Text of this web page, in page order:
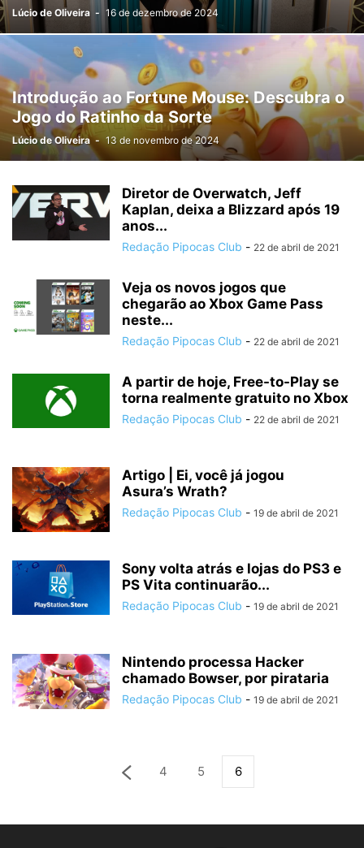
Lúcio de Oliveira - 16 de dezembro de 2024
Introdução ao Fortune Mouse: Descubra o
Jogo do Ratinho da Sorte
Lúcio de Oliveira - 13 de novembro de 2024
Diretor de Overwatch, Jeff
Kaplan, deixa a Blizzard após 19
anos...
Redação Pipocas Club - 22 de abril de 2021
Veja os novos jogos que
chegarão ao Xbox Game Pass
neste...
Redação Pipocas Club - 22 de abril de 2021
A partir de hoje, Free-to-Play se
torna realmente gratuito no Xbox
Redação Pipocas Club - 22 de abril de 2021
Artigo | Ei, você já jogou
Asura’s Wrath?
Redação Pipocas Club - 19 de abril de 2021
Sony volta atrás e lojas do PS3 e
PS Vita continuarão...
Redação Pipocas Club - 19 de abril de 2021
Nintendo processa Hacker
chamado Bowser, por pirataria
Redação Pipocas Club - 19 de abril de 2021
4 5 6